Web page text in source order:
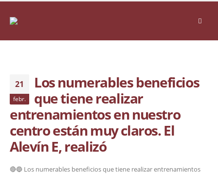
21
febr.
Los numerables beneficios
que tiene realizar
entrenamientos en nuestro
centro están muy claros. El
Alevín E, realizó
🔴🔵 Los numerables beneficios que tiene realizar entrenamientos